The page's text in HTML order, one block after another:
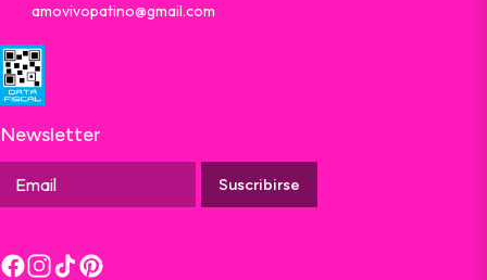
amovivopatino@gmail.com
Newsletter
Suscribirse